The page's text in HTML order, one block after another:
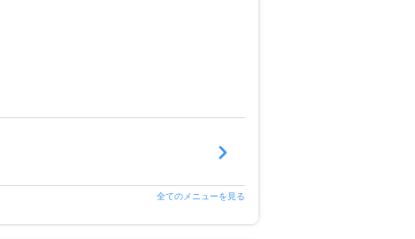
全てのメニューを見る